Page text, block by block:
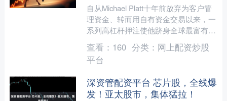
自从Michael Platt十年前放弃为客户管
理资金、转而用自有资金交易以来，一
系列高杠杆押注使他跻身全球最富有的
对冲基金亿万富豪之列。 一位知情人
士透露，P....
查看： 160 分类： 网上配资炒股
平台
深资管配资平台 芯片股，全线爆
发！亚太股市，集体猛拉！